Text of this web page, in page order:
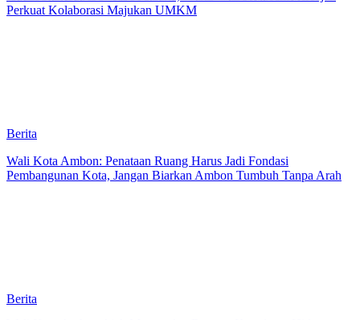
Perkuat Kolaborasi Majukan UMKM
Berita
Wali Kota Ambon: Penataan Ruang Harus Jadi Fondasi
Pembangunan Kota, Jangan Biarkan Ambon Tumbuh Tanpa Arah
Berita